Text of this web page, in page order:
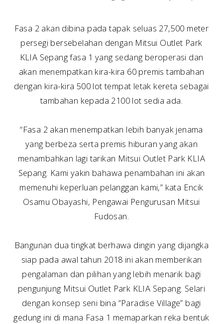
Fasa 2 akan dibina pada tapak seluas 27,500 meter
persegi bersebelahan dengan Mitsui Outlet Park
KLIA Sepang fasa 1 yang sedang beroperasi dan
akan menempatkan kira-kira 60 premis tambahan
dengan kira-kira 500 lot tempat letak kereta sebagai
tambahan kepada 2100 lot sedia ada.
“Fasa 2 akan menempatkan lebih banyak jenama
yang berbeza serta premis hiburan yang akan
menambahkan lagi tarikan Mitsui Outlet Park KLIA
Sepang. Kami yakin bahawa penambahan ini akan
memenuhi keperluan pelanggan kami,” kata Encik
Osamu Obayashi, Pengawai Pengurusan Mitsui
Fudosan.
Bangunan dua tingkat berhawa dingin yang dijangka
siap pada awal tahun 2018 ini akan memberikan
pengalaman dan pilihan yang lebih menarik bagi
pengunjung Mitsui Outlet Park KLIA Sepang. Selari
dengan konsep seni bina “Paradise Village” bagi
gedung ini di mana Fasa 1 memaparkan reka bentuk